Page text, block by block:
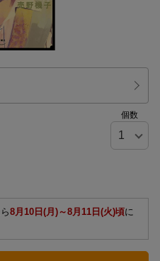
個数
8月10日(月)～8月11日(火)頃に